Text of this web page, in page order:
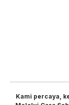
Kami percaya,